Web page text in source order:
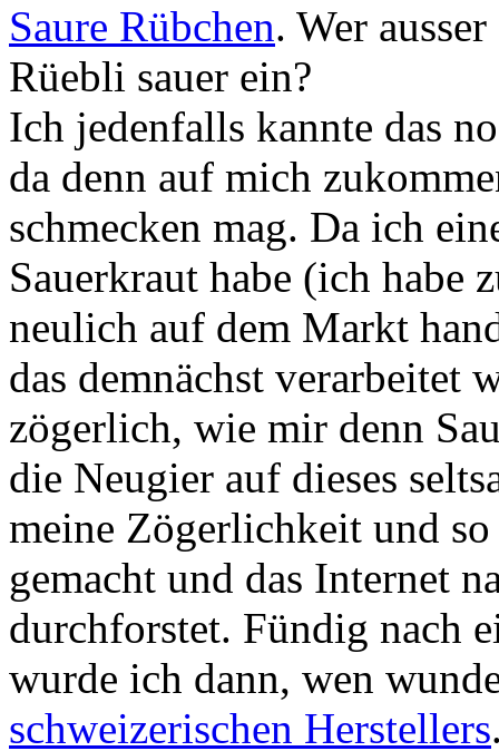
Saure Rübchen. Wer
Rüebli sauer ein?
Ich jedenfalls kannte das
da denn auf mich
schmecken mag. Da ich
Sauerkraut habe (ich habe
neulich auf dem Markt
das demnächst
zögerlich, wie mir denn
die Neugier auf dieses
meine Zögerlichkeit und
gemacht und das Internet
durchforstet. Fündig nach
wurde ich dann, wen
schweizerischen Herstellers